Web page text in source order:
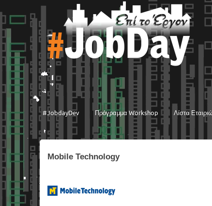
#JobdayDev Πρόγραμμα Workshop Λίστα
Mobile Technology